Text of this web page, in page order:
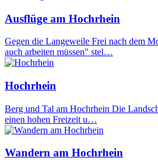
Ausflüge am Hochrhein
Gegen die Langeweile Frei nach dem
auch arbeiten müssen" stel…
Hochrhein
Berg und Tal am Hochrhein Die
einen hohen Freizeit u…
Wandern am Hochrhein